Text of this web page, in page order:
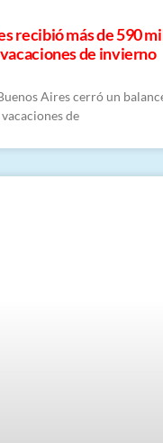
recibió más de 590
de invierno
Aires cerró un
de